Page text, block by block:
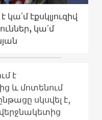
կա՛մ էքսկլյուզիվ
կա՛մ
է
և մոտենում
սկսվել է,
վերջնակետից